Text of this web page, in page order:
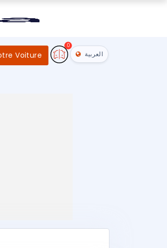
Voiture
0
العربية